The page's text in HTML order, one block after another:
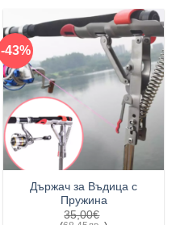
13,99€(27,36лв.).
-43%
Държач за Въдица с
Пружина
35,00€